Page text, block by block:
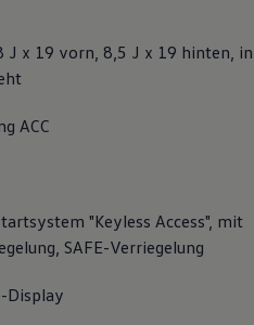
Modell finden
Login und Shop
Karten und Radio
J x 19 vorn, 8,5 J x 19 hinten, in
ACC
"Keyless Access", mit
SAFE-Verriegelung
Display